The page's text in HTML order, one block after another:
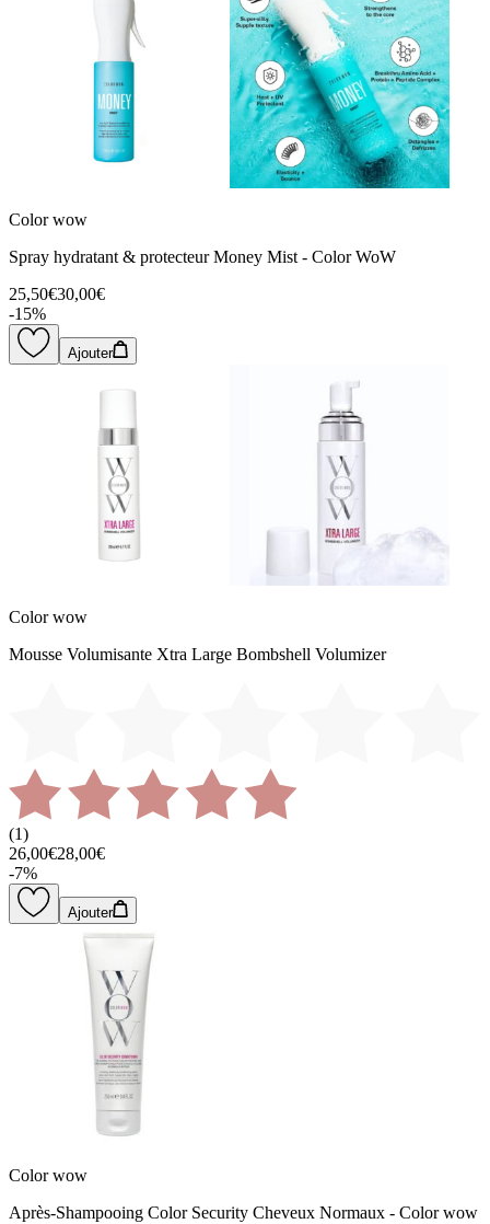
Color wow
Spray hydratant & protecteur Money Mist - Color WoW
25,50€30,00€
-15%
Ajouter
Color wow
Mousse Volumisante Xtra Large Bombshell Volumizer
(1)
26,00€28,00€
-7%
Ajouter
Color wow
Après-Shampooing Color Security Cheveux Normaux - Color wow